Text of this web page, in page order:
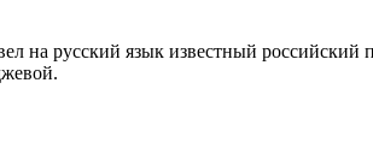
на русский язык известный